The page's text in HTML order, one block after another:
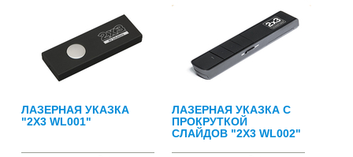
ЛАЗЕРНАЯ УКАЗКА
"2Х3 WL001"
ЛАЗЕРНАЯ УКАЗКА С
ПРОКРУТКОЙ
СЛАЙДОВ "2Х3 WL002"